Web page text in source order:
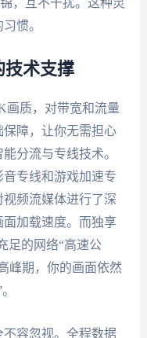
，互不干扰。这种灵
惯。
技术支撑
画质，对带宽和流量
障，让你无需担心
分流与专线技术。
专线和游戏加速专
频流媒体进行了深
加载速度。而独享
足的网络“高速公
峰期，你的画面依然
容忽视。全程数据